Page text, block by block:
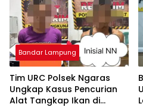
Bandar Lampung
Tim URC Polsek Ngaras
Ungkap Kasus Pencurian
Alat Tangkap Ikan di